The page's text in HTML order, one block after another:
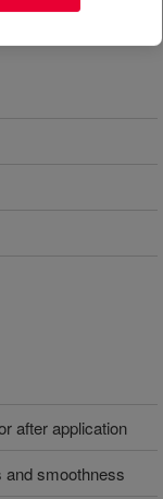
after application
and smoothness